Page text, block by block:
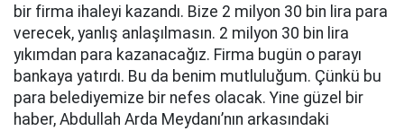
bir firma ihaleyi kazandı. Bize 2 milyon 30 bin lira para
verecek, yanlış anlaşılmasın. 2 milyon 30 bin lira
yıkımdan para kazanacağız. Firma bugün o parayı
bankaya yatırdı. Bu da benim mutluluğum. Çünkü bu
para belediyemize bir nefes olacak. Yine güzel bir
haber, Abdullah Arda Meydanı’nın arkasındaki